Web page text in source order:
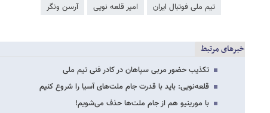
تیم ملی فوتبال ایران امیر قلعه نویی آرسن ونگر
خبرهای مرتبط
تکذیب حضور مربی سپاهان در کادر فنی تیم ملی
قلعه‌نویی: باید با قدرت جام ملت‌های آسیا را شروع کنیم
با مورینیو هم از جام ملت‌ها حذف می‌شویم!